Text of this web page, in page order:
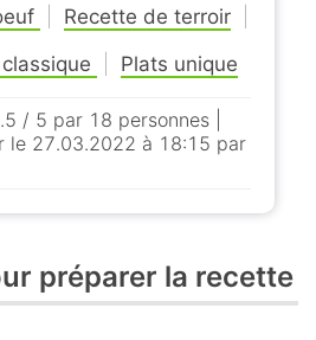
Recette de terroir
Plats unique
/ 5 par 18 personnes |
le 27.03.2022 à 18:15 par
préparer la recette